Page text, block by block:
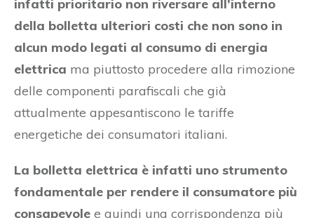
infatti prioritario non riversare all’interno
della bolletta ulteriori costi che non sono in
alcun modo legati al consumo di energia
elettrica ma piuttosto procedere alla rimozione
delle componenti parafiscali che già
attualmente appesantiscono le tariffe
energetiche dei consumatori italiani.
La bolletta elettrica è infatti uno strumento
fondamentale per rendere il consumatore più
consapevole e quindi una corrispondenza più